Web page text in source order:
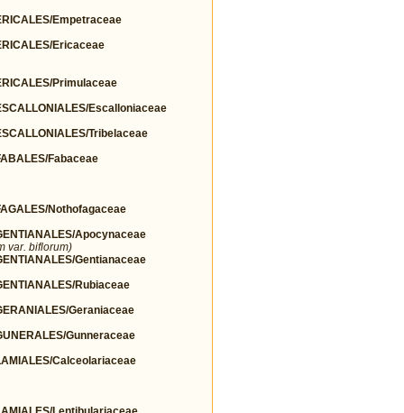
Empetraceae
Ericaceae
Primulaceae
Escalloniaceae
Tribelaceae
Fabaceae
Nothofagaceae
Apocynaceae
var. biflorum)
Gentianaceae
Rubiaceae
Geraniaceae
Gunneraceae
Calceolariaceae